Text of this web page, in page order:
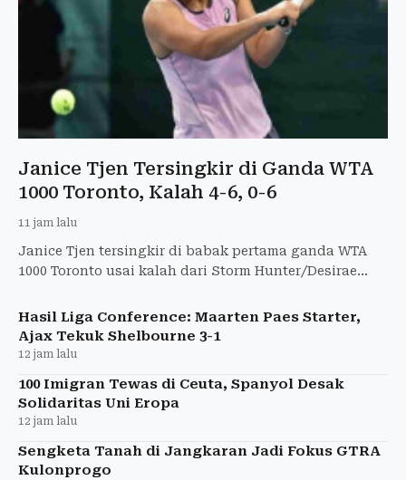
Janice Tjen Tersingkir di Ganda WTA
1000 Toronto, Kalah 4-6, 0-6
11 jam lalu
Janice Tjen tersingkir di babak pertama ganda WTA
1000 Toronto usai kalah dari Storm Hunter/Desirae
Hasil Liga Conference: Maarten Paes Starter,
Ajax Tekuk Shelbourne 3-1
12 jam lalu
100 Imigran Tewas di Ceuta, Spanyol Desak
Solidaritas Uni Eropa
12 jam lalu
Sengketa Tanah di Jangkaran Jadi Fokus GTRA
Kulonprogo